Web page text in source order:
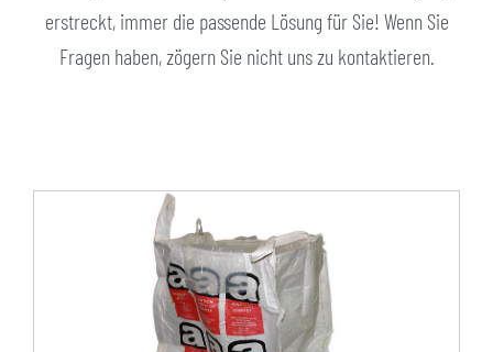
erstreckt, immer die passende Lösung für Sie! Wenn Sie
Fragen haben, zögern Sie nicht uns zu kontaktieren.